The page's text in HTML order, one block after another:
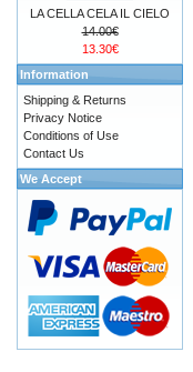
LA CELLA CELA IL CIELO
14.00€
13.30€
Information
Shipping & Returns
Privacy Notice
Conditions of Use
Contact Us
We Accept